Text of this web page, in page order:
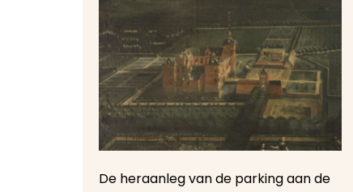
De heraanleg van de parking aan de